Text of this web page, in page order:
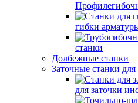
гибки
станки
Долбежные станки
Заточные станки
для заточки